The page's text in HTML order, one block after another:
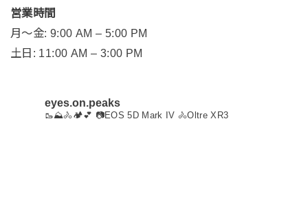
営業時間
月〜金: 9:00 AM – 5:00 PM
土日: 11:00 AM – 3:00 PM
eyes.on.peaks
🥾⛰️🚴🏕️💕 📷EOS 5D Mark IV 🚴Oltre XR3